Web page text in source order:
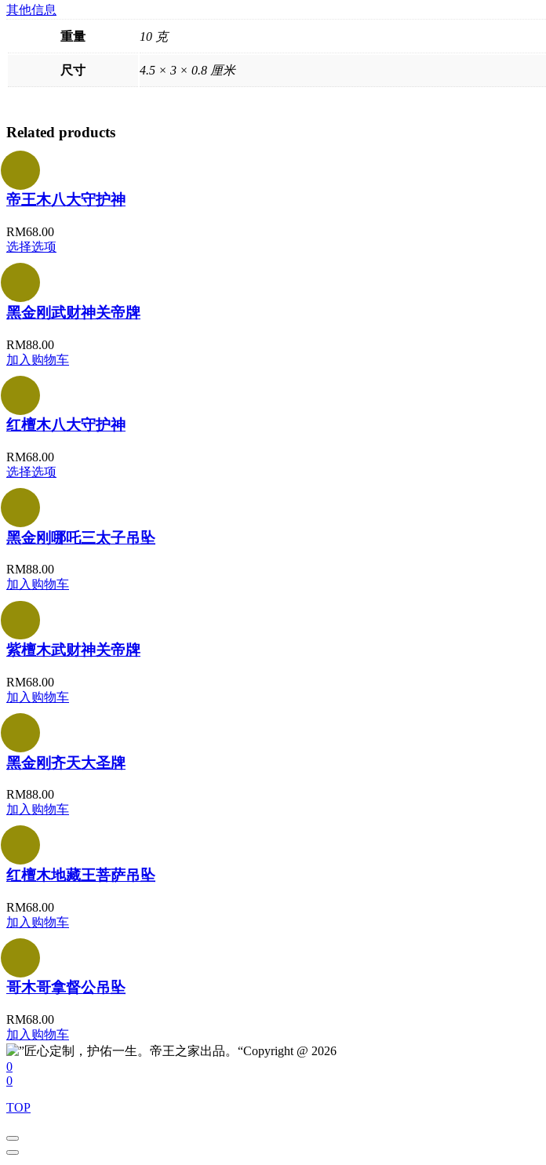
其他信息
重量
10 克
尺寸 4.5 × 3 × 0.8 厘米
Related products
帝王木八大守护神
RM68.00
选择选项
黑金刚武财神关帝牌
RM88.00
加入购物车
红檀木八大守护神
RM68.00
选择选项
黑金刚哪吒三太子吊坠
RM88.00
加入购物车
紫檀木武财神关帝牌
RM68.00
加入购物车
黑金刚齐天大圣牌
RM88.00
加入购物车
红檀木地藏王菩萨吊坠
RM68.00
加入购物车
哥木哥拿督公吊坠
RM68.00
加入购物车
Copyright @ 2026
0
0
TOP